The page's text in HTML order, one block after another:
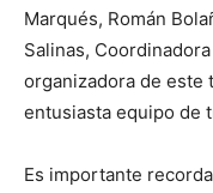
Marqués, Román
Salinas,
organizadora de este
entusiasta equipo de
Es importante